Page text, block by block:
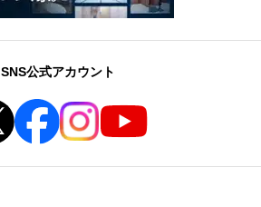
SNS公式アカウント